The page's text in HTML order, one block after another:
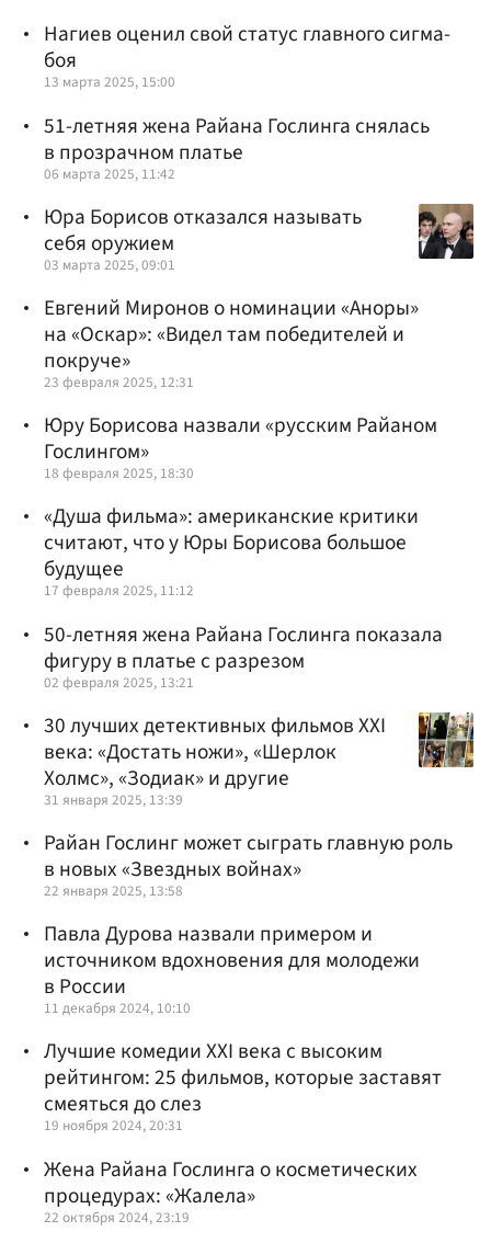
Нагиев оценил свой статус главного сигма-
боя
13 марта 2025, 15:00
51-летняя жена Райана Гослинга снялась
в прозрачном платье
06 марта 2025, 11:42
Юра Борисов отказался называть
себя оружием
03 марта 2025, 09:01
Евгений Миронов о номинации «Аноры»
на «Оскар»: «Видел там победителей и
покруче»
23 февраля 2025, 12:31
Юру Борисова назвали «русским Райаном
Гослингом»
18 февраля 2025, 18:30
«Душа фильма»: американские критики
считают, что у Юры Борисова большое
будущее
17 февраля 2025, 11:12
50-летняя жена Райана Гослинга показала
фигуру в платье с разрезом
02 февраля 2025, 13:21
30 лучших детективных фильмов XXI
века: «Достать ножи», «Шерлок
Холмс», «Зодиак» и другие
31 января 2025, 13:39
Райан Гослинг может сыграть главную роль
в новых «Звездных войнах»
22 января 2025, 13:58
Павла Дурова назвали примером и
источником вдохновения для молодежи
в России
11 декабря 2024, 10:10
Лучшие комедии XXI века с высоким
рейтингом: 25 фильмов, которые заставят
смеяться до слез
19 ноября 2024, 20:31
Жена Райана Гослинга о косметических
процедурах: «Жалела»
22 октября 2024, 23:19